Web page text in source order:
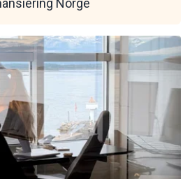
Norge